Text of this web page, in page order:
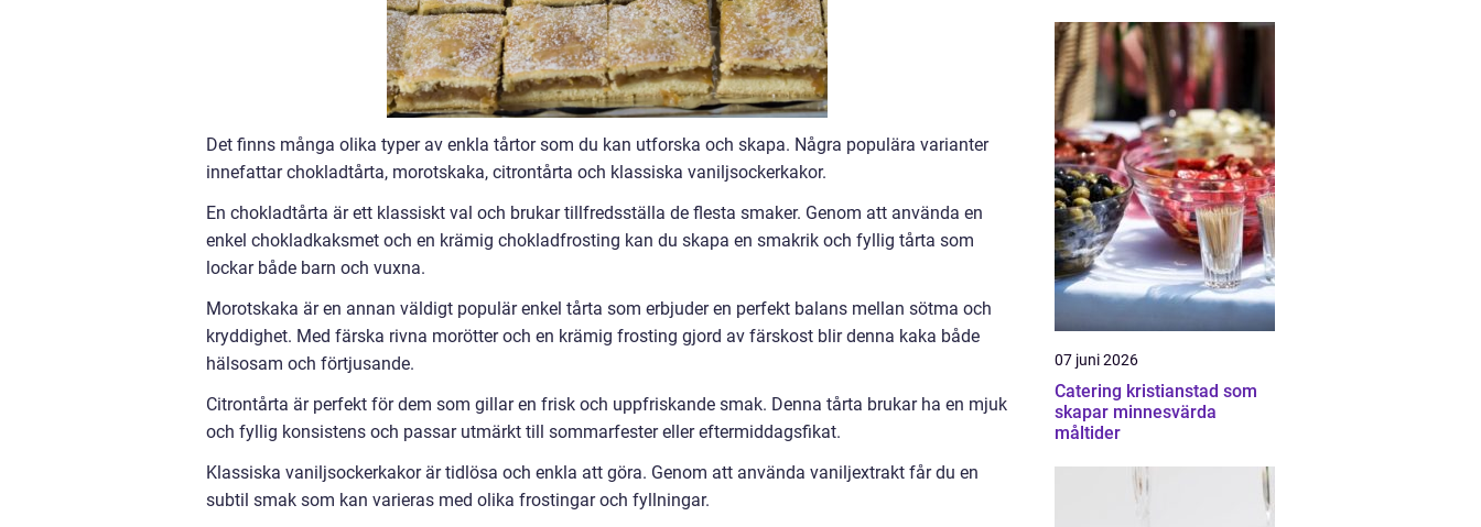
Det finns många olika typer av enkla tårtor som du kan utforska och skapa. Några populära varianter
innefattar chokladtårta, morotskaka, citrontårta och klassiska vaniljsockerkakor.
En chokladtårta är ett klassiskt val och brukar tillfredsställa de flesta smaker. Genom att använda en
enkel chokladkaksmet och en krämig chokladfrosting kan du skapa en smakrik och fyllig tårta som
lockar både barn och vuxna.
Morotskaka är en annan väldigt populär enkel tårta som erbjuder en perfekt balans mellan sötma och
kryddighet. Med färska rivna morötter och en krämig frosting gjord av färskost blir denna kaka både
hälsosam och förtjusande.
Citrontårta är perfekt för dem som gillar en frisk och uppfriskande smak. Denna tårta brukar ha en mjuk
och fyllig konsistens och passar utmärkt till sommarfester eller eftermiddagsfikat.
Klassiska vaniljsockerkakor är tidlösa och enkla att göra. Genom att använda vaniljextrakt får du en
subtil smak som kan varieras med olika frostingar och fyllningar.
07 juni 2026
Catering kristianstad som
skapar minnesvärda
måltider